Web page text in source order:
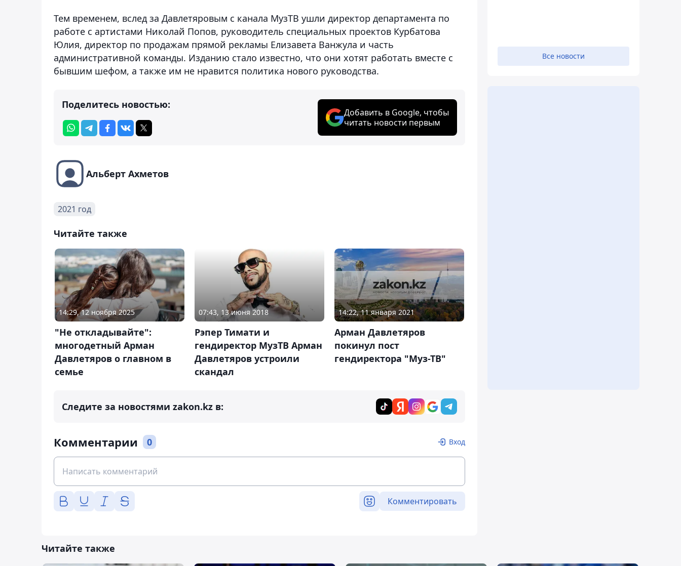
Тем временем, вслед за Давлетяровым с канала МузТВ ушли директор департамента по
работе с артистами Николай Попов, руководитель специальных проектов Курбатова
Юлия, директор по продажам прямой рекламы Елизавета Ванжула и часть
административной команды. Изданию стало известно, что они хотят работать вместе с
бывшим шефом, а также им не нравится политика нового руководства.
Поделитесь новостью:
Добавить в Google, чтобы
читать новости первым
Альберт Ахметов
2021 год
Читайте также
14:29, 12 ноября 2025
"Не откладывайте":
многодетный Арман
Давлетяров о главном в
семье
07:43, 13 июня 2018
Рэпер Тимати и
гендиректор МузТВ Арман
Давлетяров устроили
скандал
14:22, 11 января 2021
Арман Давлетяров
покинул пост
гендиректора "Муз-ТВ"
Следите за новостями zakon.kz в:
Комментарии 0 Вход
Комментировать
Все новости
Читайте также